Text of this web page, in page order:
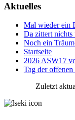
Aktuelles
Mal wieder ein
Da zittert nichts
Noch ein
Startseite
2026 ASW17
Tag der
Zuletzt